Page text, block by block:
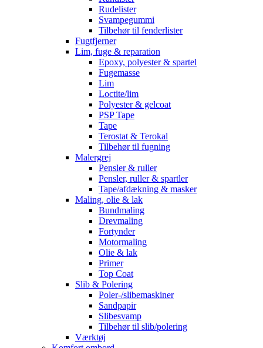
Rudelister
Svampegummi
Tilbehør til fenderlister
Fugtfjerner
Lim, fuge & reparation
Epoxy, polyester & spartel
Fugemasse
Lim
Loctite/lim
Polyester & gelcoat
PSP Tape
Tape
Terostat & Terokal
Tilbehør til fugning
Malergrej
Pensler & ruller
Pensler, ruller & spartler
Tape/afdækning & masker
Maling, olie & lak
Bundmaling
Drevmaling
Fortynder
Motormaling
Olie & lak
Primer
Top Coat
Slib & Polering
Poler-/slibemaskiner
Sandpapir
Slibesvamp
Tilbehør til slib/polering
Værktøj